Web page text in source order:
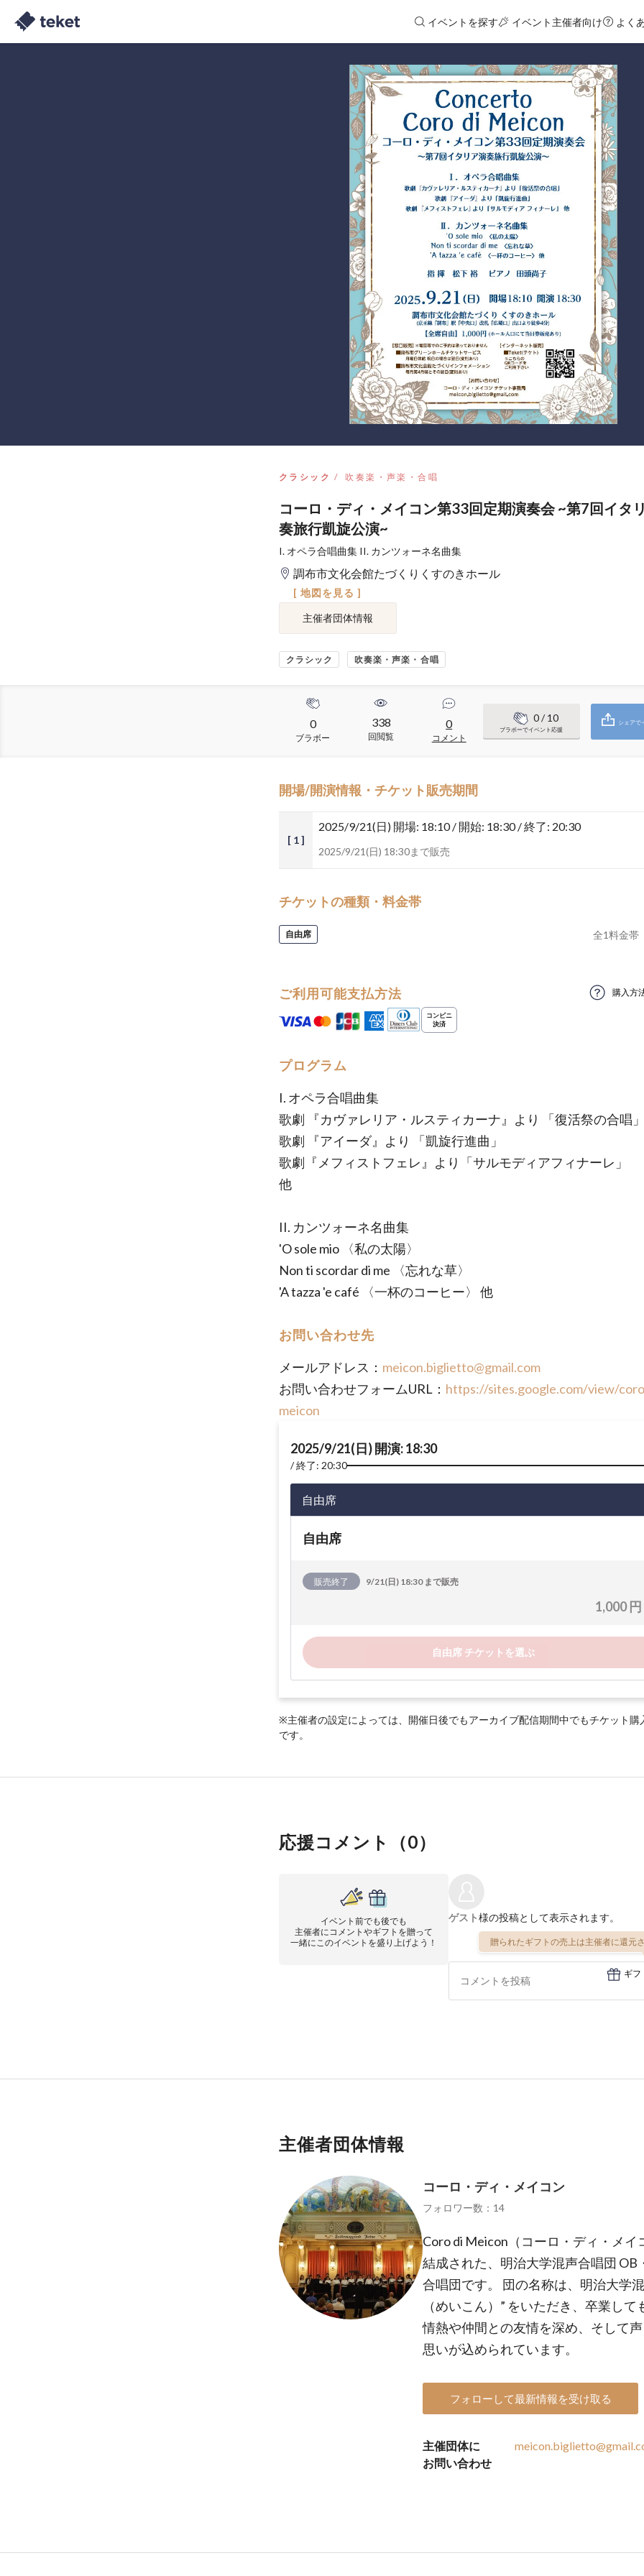
イベントを探す イベント主催者向け よく
クラシック 吹奏楽・声楽・合唱
コーロ・ディ・メイコン第33回定期演奏会 ~第7回イタ
奏旅行凱旋公演~
I. オペラ合唱曲集 II. カンツォーネ名曲集
調布市文化会館たづくりくすのきホール
[ 地図を見る ]
主催者団体情報
クラシック 吹奏楽・声楽・合唱
0
ブラボー
338
回閲覧
0
コメント
0/ 10
ブラボーでイベント応援
シェアで
開場/開演情報・チケット販売期間
[ 1 ]
2025/9/21(日) 開場: 18:10 / 開始: 18:30 / 終了: 20:30
2025/9/21(日) 18:30まで販売
チケットの種類・料金帯
自由席 全1料金帯
ご利用可能支払方法 購入方
プログラム
I. オペラ合唱曲集
歌劇 『カヴァレリア・ルスティカーナ』より 「復活祭の合唱
歌劇 『アイーダ』より 「凱旋行進曲」
歌劇『メフィストフェレ』より「サルモディアフィナーレ」
他
II. カンツォーネ名曲集
'O sole mio 〈私の太陽〉
Non ti scordar di me 〈忘れな草〉
'A tazza 'e café 〈一杯のコーヒー〉 他
お問い合わせ先
メールアドレス： meicon.biglietto@gmail.com
お問い合わせフォームURL： https://sites.google.com/view/
meicon
2025/9/21(日) 開演: 18:30
終了: 20:30
自由席
自由席
販売終了 9/21(日) 18:30 まで販売
1,000 円
自由席 チケットを選ぶ
※主催者の設定によっては、開催日後でもアーカイブ配信期間中でもチケット購
です。
応援コメント（0）
イベント前でも後でも
主催者にコメントやギフトを贈って
一緒にこのイベントを盛り上げよう！
ゲスト様の投稿として表示されます。
贈られたギフトの売上は主催者に還元
ギフ
主催者団体情報
コーロ・ディ・メイコン
フォロワー数：14
Coro di Meicon（コーロ・ディ・メ
結成された、明治大学混声合唱団 OB
合唱団です。 団の名称は、明治大学
（めいこん）” をいただき、卒業し
情熱や仲間との友情を深め、そして
思いが込められています。
フォローして最新情報を受け取る
主催団体に
お問い合わせ